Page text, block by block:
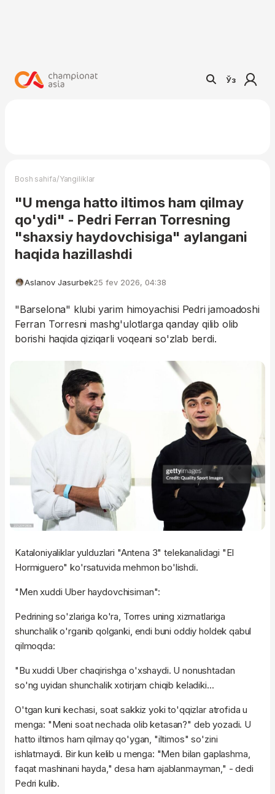
Ўз
Bosh sahifa/Yangiliklar
"U menga hatto iltimos ham qilmay
qo'ydi" - Pedri Ferran Torresning
"shaxsiy haydovchisiga" aylangani
haqida hazillashdi
Aslanov Jasurbek25 fev 2026, 04:38
"Barselona" klubi yarim himoyachisi Pedri jamoadoshi
Ferran Torresni mashg'ulotlarga qanday qilib olib
borishi haqida qiziqarli voqeani so'zlab berdi.
Kataloniyaliklar yulduzlari "Antena 3" telekanalidagi "El
Hormiguero" ko'rsatuvida mehmon bo'lishdi.
"Men xuddi Uber haydovchisiman":
Pedrining so'zlariga ko'ra, Torres uning xizmatlariga
shunchalik o'rganib qolganki, endi buni oddiy holdek qabul
qilmoqda:
"Bu xuddi Uber chaqirishga o'xshaydi. U nonushtadan
so'ng uyidan shunchalik xotirjam chiqib keladiki...
O'tgan kuni kechasi, soat sakkiz yoki to'qqizlar atrofida u
menga: "Meni soat nechada olib ketasan?" deb yozadi. U
hatto iltimos ham qilmay qo'ygan, "iltimos" so'zini
ishlatmaydi. Bir kun kelib u menga: "Men bilan gaplashma,
faqat mashinani hayda," desa ham ajablanmayman," - dedi
Pedri kulib.